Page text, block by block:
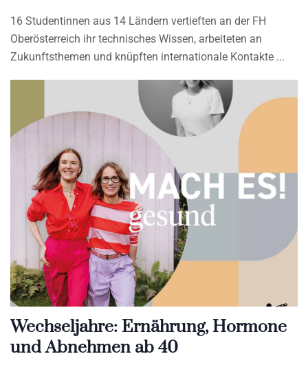
16 Studentinnen aus 14 Ländern vertieften an der FH
Oberösterreich ihr technisches Wissen, arbeiteten an
Zukunftsthemen und knüpften internationale Kontakte
Wechseljahre: Ernährung, Hormone
und Abnehmen ab 40